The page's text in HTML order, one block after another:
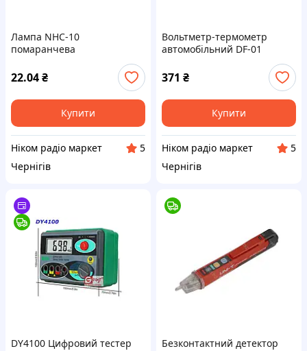
Лампа NHC-10
помаранчева
22.04₴
Купити
Ніком радіо маркет
5
Чернігів
Вольтметр-термометр
автомобільний DF-01
371 ₴
Купити
Ніком радіо маркет
5
Чернігів
DY4100 Цифровий тестер
Безконтактний детектор